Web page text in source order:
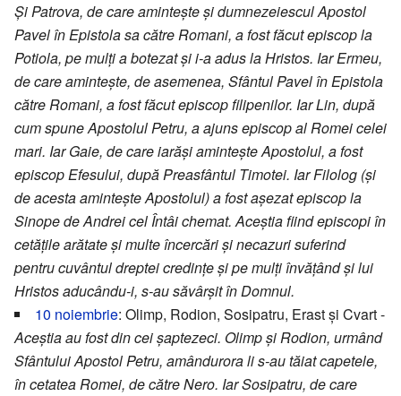
Și Patrova, de care amintește și dumnezeiescul Apostol
Pavel în Epistola sa către Romani, a fost făcut episcop la
Potiola, pe mulți a botezat și i-a adus la Hristos. Iar Ermeu,
de care amintește, de asemenea, Sfântul Pavel în Epistola
către Romani, a fost făcut episcop filipenilor. Iar Lin, după
cum spune Apostolul Petru, a ajuns episcop al Romei celei
mari. Iar Gaie, de care iarăși amintește Apostolul, a fost
episcop Efesului, după Preasfântul Timotei. Iar Filolog (și
de acesta amintește Apostolul) a fost așezat episcop la
Sinope de Andrei cel Întâi chemat. Aceștia fiind episcopi în
cetățile arătate și multe încercări și necazuri suferind
pentru cuvântul dreptei credințe și pe mulți învățând și lui
Hristos aducându-i, s-au săvârșit în Domnul.
10 noiembrie: Olimp, Rodion, Sosipatru, Erast și Cvart -
Aceștia au fost din cei șaptezeci. Olimp și Rodion, urmând
Sfântului Apostol Petru, amândurora li s-au tăiat capetele,
în cetatea Romei, de către Nero. Iar Sosipatru, de care